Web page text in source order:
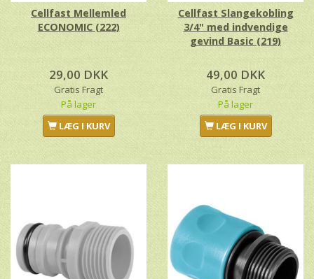
Cellfast Mellemled
ECONOMIC (222)
29,00 DKK
Gratis Fragt
På lager
LÆG I KURV
Cellfast Slangekobling
3/4" med indvendige
gevind Basic (219)
49,00 DKK
Gratis Fragt
På lager
LÆG I KURV